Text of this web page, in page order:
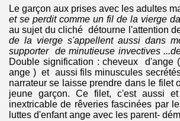
Le garçon aux prises avec les adultes
et se perdit comme un fil de la vierge
au sujet du cliché détourne l'attention
de la vierge s'appellent aussi dans
supporter de minutieuse invectives
Double signification : cheveux d'ange
ange ) et aussi fils minuscules
narrateur se laisse prendre dans le filet
jeune garçon. Ce filet, c'est aussi
inextricable de rêveries fascinées par
luttes d'enfant ange avec les parent-